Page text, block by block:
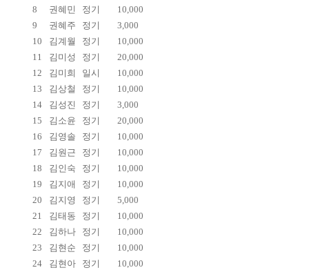
8
권혜민 정기
10,000
9
권혜주 정기
3,000
10
김계월 정기
10,000
11
김미성 정기
20,000
12
김미희 일시
10,000
13
김상철 정기
10,000
14
김성진 정기
3,000
15
김소윤 정기
20,000
16
김영솔 정기
10,000
17
김원근 정기
10,000
18
김인숙 정기
10,000
19
김지애 정기
10,000
20
김지영 정기
5,000
21
김태동 정기
10,000
22
김하나 정기
10,000
23
김현순 정기
10,000
24
김현아 정기
10,000